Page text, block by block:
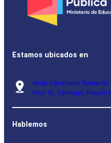
Estamos ubicados en
Avda. Libertador Bernardo
Piso 16, Santiago, Región
Hablemos